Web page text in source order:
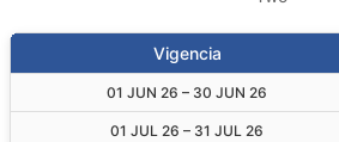
Vigencia
01 JUN 26 – 30 JUN 26
01 JUL 26 – 31 JUL 26